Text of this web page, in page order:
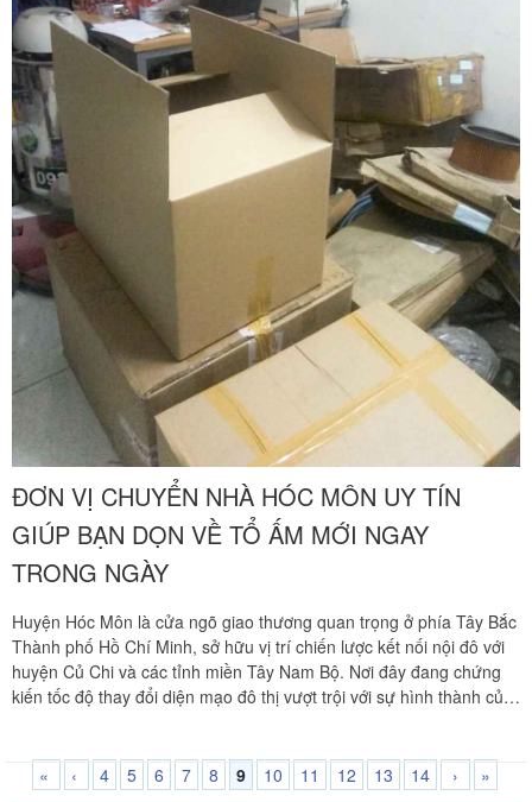
ĐƠN VỊ CHUYỂN NHÀ HÓC MÔN UY TÍN
GIÚP BẠN DỌN VỀ TỔ ẤM MỚI NGAY
TRONG NGÀY
Huyện Hóc Môn là cửa ngõ giao thương quan trọng ở phía Tây Bắc
Thành phố Hồ Chí Minh, sở hữu vị trí chiến lược kết nối nội đô với
huyện Củ Chi và các tỉnh miền Tây Nam Bộ. Nơi đây đang chứng
kiến tốc độ thay đổi diện mạo đô thị vượt trội với sự hình thành của
không gian sống hoặc chuyển văn phòng làm việc đến vùng đất
mới này, bài toán di chuyển khối lượng đồ đạc khổng lồ làm sao để
« ‹ 4 5 6 7 8 9 10 11 12 13 14 › »
Vừa qua tôi có chuyển văn phòng từ 3/2 về đường Cộng
Hòa. Ban đầu tôi cũng đắn đo nhiều dịch vụ chuyển nhà
nhưng cuối cùng tôi quyết định chọn công ty Khôi
Nguyên. Tôi thật sự hài lòng. Cảm ơn quý công ty.
Phạm Minh Tuấn
232/2 Cộng Hòa, P.13, Q. Tân Bình
Vợ chồng tôi vừa chuyển về nhà mới ở Chưng cư Thái An
về quận 2. Tôi được biết dịch vụ của Khôi Nguyên đã lâu
và đến nay đã sử dụng dịch vụ chuyển nhà này. Tôi xin
chúng công ty ngày càng phát triển và nâng cao chất
lượng dịch vụ
Mai Hương
Công ty Khôi Nguyên chuyển hàng của cô bao bọc đóng
gói rất cẩn thận. Cô rất hài lòng
Cô Loan
Khảo sát nhanh, giá cả hợp lý. Nhân viên nhiệt tình. Chúc